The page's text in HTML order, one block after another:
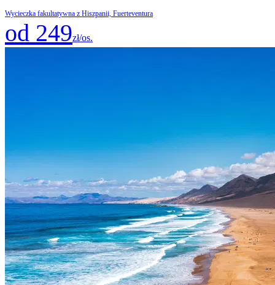
Wycieczka fakultatywna z Hiszpanii, Fuerteventura
od 249zł/os.